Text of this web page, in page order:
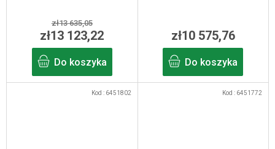
zł13 635,05
zł13 123,22
Do koszyka
zł10 575,76
Do koszyka
Kod : 6451802 Kod : 6451772